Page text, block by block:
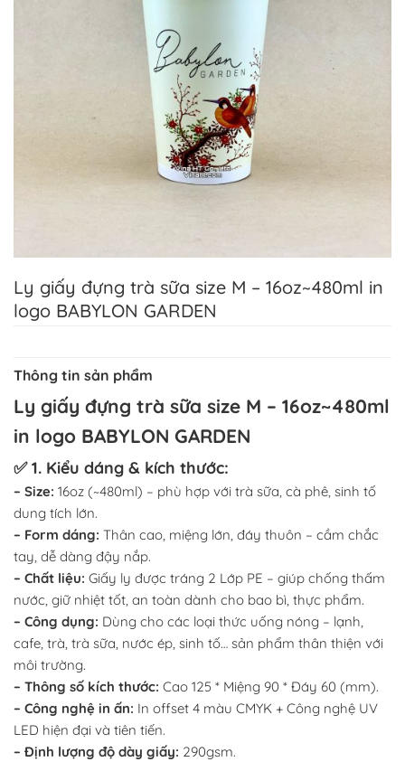
Ly giấy đựng trà sữa size M – 16oz~480ml in
logo BABYLON GARDEN
Thông tin sản phẩm
Ly giấy đựng trà sữa size M – 16oz~480ml
in logo BABYLON GARDEN
✅ 1. Kiểu dáng & kích thước:
– Size: 16oz (~480ml) – phù hợp với trà sữa, cà phê, sinh tố
dung tích lớn.
– Form dáng: Thân cao, miệng lớn, đáy thuôn – cầm chắc
tay, dễ dàng đậy nắp.
– Chất liệu: Giấy ly được tráng 2 Lớp PE – giúp chống thấm
nước, giữ nhiệt tốt, an toàn dành cho bao bì, thực phẩm.
– Công dụng: Dùng cho các loại thức uống nóng – lạnh,
cafe, trà, trà sữa, nước ép, sinh tố… sản phẩm thân thiện với
môi trường.
– Thông số kích thước: Cao 125 * Miệng 90 * Đáy 60 (mm).
– Công nghệ in ấn: In offset 4 màu CMYK + Công nghệ UV
LED hiện đại và tiên tiến.
– Định lượng độ dày giấy: 290gsm.